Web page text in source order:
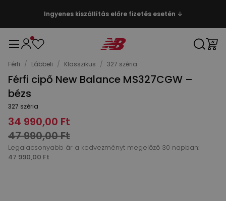
Ingyenes kiszállítás előre fizetés esetén ↓
Férfi / Lábbeli / Klasszikus / 327 széria
Férfi cipő New Balance MS327CGW –
bézs
327 széria
34 990,00 Ft
47 990,00 Ft
Legalacsonyabb ár a kedvezményt megelőző 30 napban:
47 990,00 Ft